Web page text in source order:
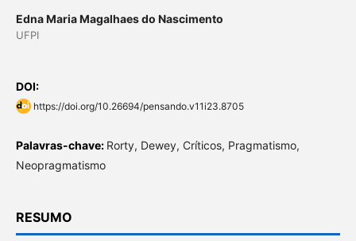
Edna Maria Magalhaes do Nascimento
UFPI
DOI:
https://doi.org/10.26694/pensando.v11i23.8705
Palavras-chave: Rorty, Dewey, Críticos, Pragmatismo,
Neopragmatismo
RESUMO